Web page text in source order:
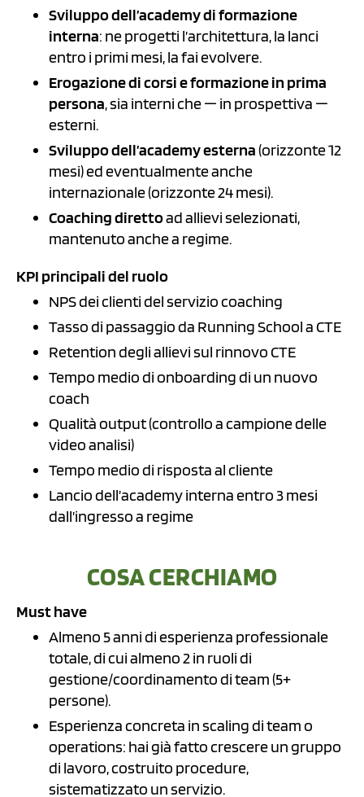
Sviluppo dell’academy di formazione
interna: ne progetti l’architettura, la lanci
entro i primi mesi, la fai evolvere.
Erogazione di corsi e formazione in prima
persona, sia interni che — in prospettiva —
esterni.
Sviluppo dell’academy esterna(orizzonte 12
mesi) ed eventualmente anche
internazionale (orizzonte 24 mesi).
Coaching direttoad allievi selezionati,
mantenuto anche a regime.
KPI principali del ruolo
NPS dei clienti del servizio coaching
Tasso di passaggio da Running School a CTE
Retention degli allievi sul rinnovo CTE
Tempo medio di onboarding di un nuovo
coach
Qualità output (controllo a campione delle
video analisi)
Tempo medio di risposta al cliente
Lancio dell’academy interna entro 3 mesi
dall’ingresso a regime
COSA CERCHIAMO
Must have
Almeno 5 anni di esperienza professionale
totale, di cui almeno 2 in ruoli di
gestione/coordinamento di team (5+
persone).
Esperienza concreta in scaling di team o
operations: hai già fatto crescere un gruppo
di lavoro, costruito procedure,
sistematizzato un servizio.